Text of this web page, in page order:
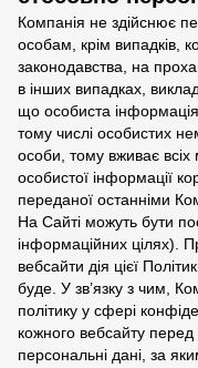
Компанія не здійснює
особам, крім випадків,
законодавства, на
в інших випадках,
що особиста інформація
тому числі особистих
особи, тому вживає всіх
особистої інформації
переданої останніми
На Сайті можуть бути
інформаційних цілях).
вебсайти дія цієї
буде. У зв’язку з чим,
політику у сфері
кожного вебсайту
персональні дані, за